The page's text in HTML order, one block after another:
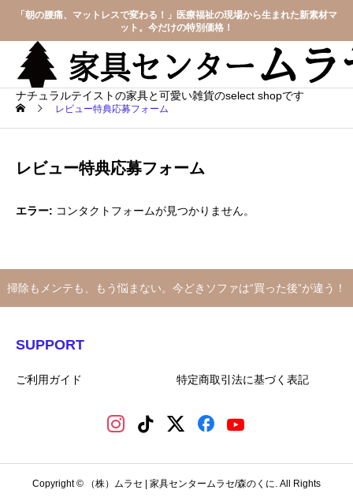
「朝の腰痛、マットレスで変わる！」医療福祉の現場から生まれた新素材マ
ット。今だけの特別価格！
ナチュラルテイストの家具と可愛い雑貨のselect shopです
レビュー特典応募フォーム
レビュー特典応募フォーム
エラー: コンタクトフォームが見つかりません。
掃除もメンテも、もう悩まない。今どきソファは“買った後”が違う！
SUPPORT
ご利用ガイド 特定商取引法に基づく表記
Copyright © （株）ムラセ | 家具センタームラセ/森のくに. All Rights